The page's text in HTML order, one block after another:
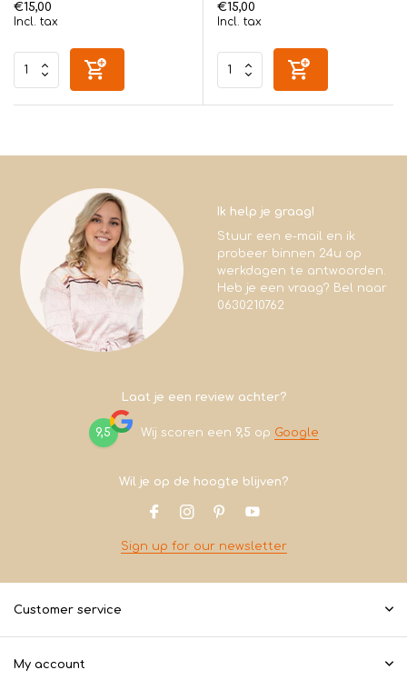
€15,00
Incl. tax
€15,00
Incl. tax
Ik help je graag!
Stuur een e-mail en ik
probeer binnen 24u op
werkdagen te antwoorden.
Heb je een vraag? Bel naar
0630210762
Laat je een review achter?
9,5 Wij scoren een 9,5 op Google
Wil je op de hoogte blijven?
Sign up for our newsletter
Customer service
My account